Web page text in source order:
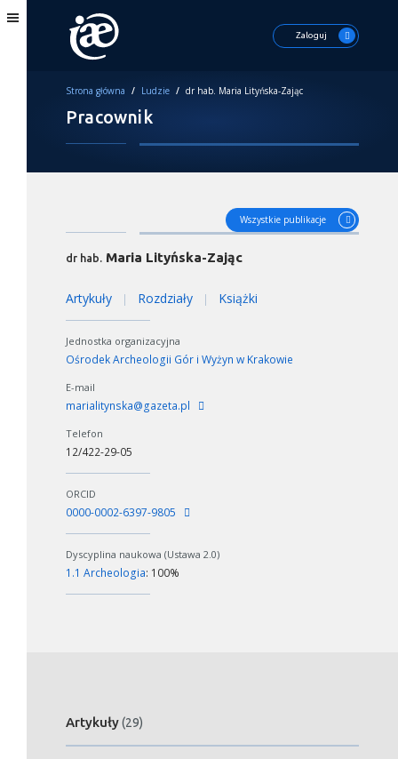
Zaloguj
Strona główna / Ludzie / dr hab. Maria Lityńska-Zając
Pracownik
Wszystkie publikacje
dr hab. Maria Lityńska-Zając
Artykuły | Rozdziały | Książki
Jednostka organizacyjna
Ośrodek Archeologii Gór i Wyżyn w Krakowie
E-mail
marialitynska@gazeta.pl
Telefon
12/422-29-05
ORCID
0000-0002-6397-9805
Dyscyplina naukowa (Ustawa 2.0)
1.1 Archeologia: 100%
Artykuły(29)